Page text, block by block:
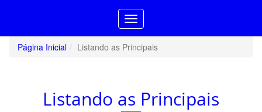
Toggle
navigation
Página Inicial
Listando as Principais
Listando as Principais